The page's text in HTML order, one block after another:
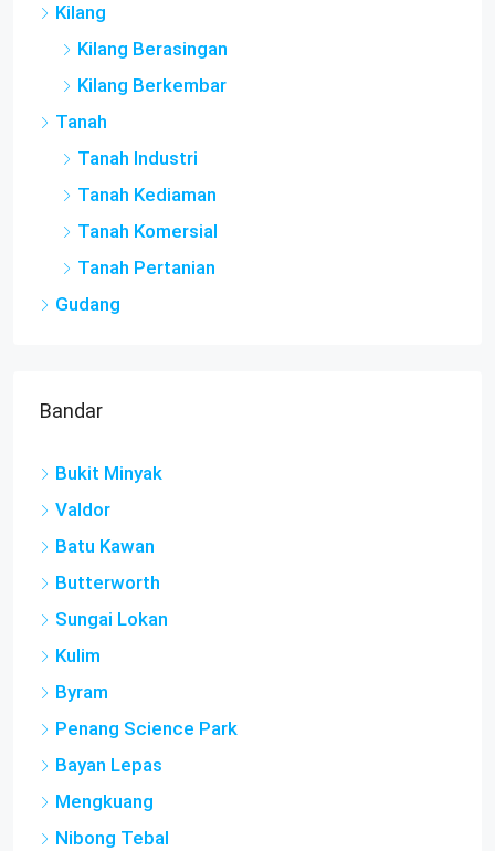
Kilang
Kilang Berasingan
Kilang Berkembar
Tanah
Tanah Industri
Tanah Kediaman
Tanah Komersial
Tanah Pertanian
Gudang
Bandar
Bukit Minyak
Valdor
Batu Kawan
Butterworth
Sungai Lokan
Kulim
Byram
Penang Science Park
Bayan Lepas
Mengkuang
Nibong Tebal